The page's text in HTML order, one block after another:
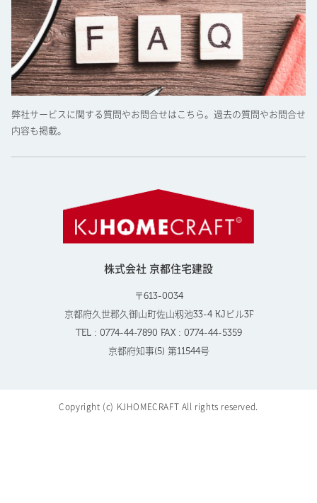
弊社サービスに関する質問やお問合せはこちら。過去の質問やお問合せ
内容も掲載。
株式会社 京都住宅建設
〒613-0034
京都府久世郡久御山町佐山籾池33-4 KJビル3F
TEL : 0774-44-7890 FAX : 0774-44-5359
京都府知事(5) 第11544号
Copyright (c) KJHOMECRAFT All rights reserved.